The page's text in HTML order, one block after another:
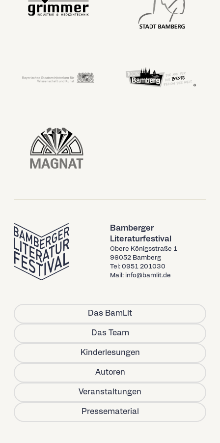
Bamberger
Literaturfestival
Obere Königsstraße 1
96052 Bamberg
Tel: 0951 201030
Mail: info@bamlit.de
Das BamLit
Das Team
Kinderlesungen
Autoren
Veranstaltungen
Pressematerial